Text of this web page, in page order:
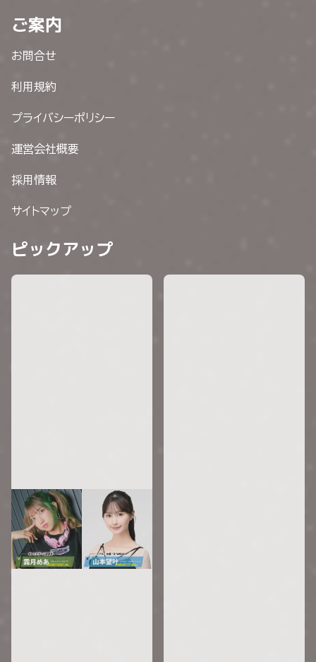
ご案内
お問合せ
利用規約
プライバシーポリシー
運営会社概要
採用情報
サイトマップ
ピックアップ